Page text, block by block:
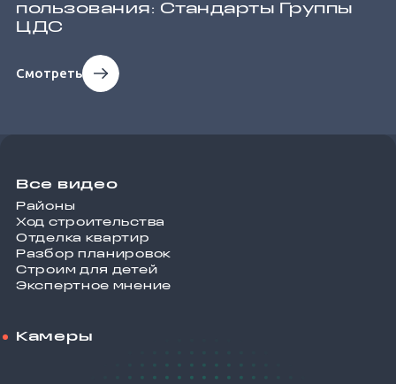
пользования: Стандарты Группы
ЦДС
Смотреть
Все видео
Районы
Ход строительства
Отделка квартир
Разбор планировок
Строим для детей
Экспертное мнение
Камеры